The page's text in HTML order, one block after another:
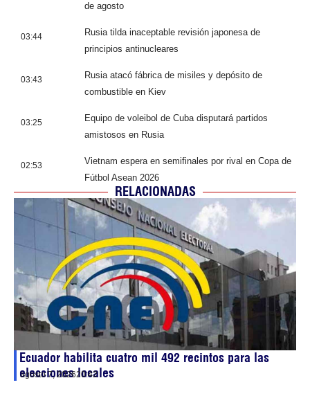
de agosto
03:44
Rusia tilda inaceptable revisión japonesa de
principios antinucleares
03:43
Rusia atacó fábrica de misiles y depósito de
combustible en Kiev
03:25
Equipo de voleibol de Cuba disputará partidos
amistosos en Rusia
02:53
Vietnam espera en semifinales por rival en Copa de
Fútbol Asean 2026
RELACIONADAS
Ecuador habilita cuatro mil 492 recintos para las
elecciones locales
agosto 7, 202620:42